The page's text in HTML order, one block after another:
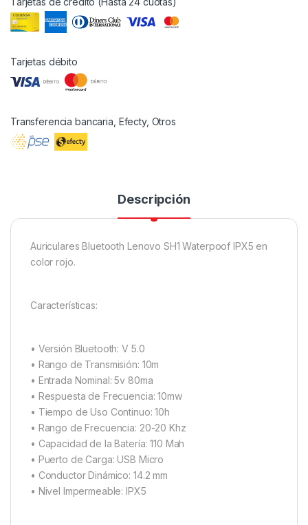
Tarjetas débito
Transferencia bancaria, Efecty, Otros
Descripción
Auriculares Bluetooth Lenovo SH1 Waterpoof IPX5 en
color rojo.
Características:
• Versión Bluetooth: V 5.0
• Rango de Transmisión: 10m
• Entrada Nominal: 5v 80ma
• Respuesta de Frecuencia: 10mw
• Tiempo de Uso Continuo: 10h
• Rango de Frecuencia: 20-20 Khz
• Capacidad de la Batería: 110 Mah
• Puerto de Carga: USB Micro
• Conductor Dinámico: 14.2 mm
• Nivel Impermeable: IPX5